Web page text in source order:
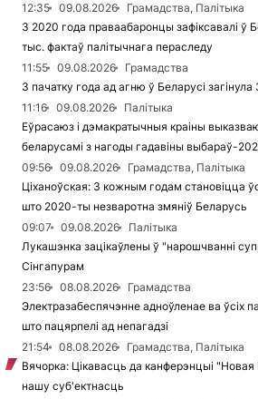
12:35
09.08.2026
Грамадства, Палітыка
З 2020 года праваабаронцы зафіксавалі ў
тыс. фактаў палітычнага пераследу
11:55
09.08.2026
Грамадства
З пачатку года ад агню ў Беларусі
11:16
09.08.2026
Палітыка
Еўрасаюз і дэмакратычныя краіны
беларусамі з нагоды гадавіны выбараў-
09:56
09.08.2026
Грамадства, Палітыка
Ціханоўская: З кожным годам становіцца
што 2020-ты незваротна змяніў Беларусь
09:07
09.08.2026
Палітыка
Лукашэнка зацікаўлены ў "нарошчванні
Сінгапурам
23:56
08.08.2026
Грамадства
Электразабеспячэнне адноўленае ва ўсіх
што пацярпелі ад непагадзі
21:54
08.08.2026
Грамадства, Палітыка
Вячорка: Цікавасць да канферэнцыі
нашу суб'ектнасць